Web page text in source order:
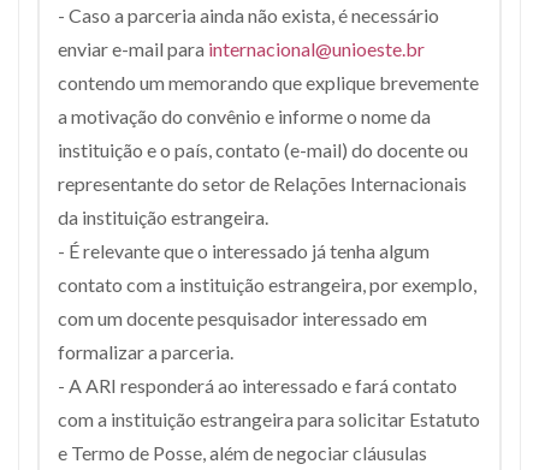
- Caso a parceria ainda não exista, é necessário
enviar e-mail para internacional@unioeste.br
contendo um memorando que explique brevemente
a motivação do convênio e informe o nome da
instituição e o país, contato (e-mail) do docente ou
representante do setor de Relações Internacionais
da instituição estrangeira.
- É relevante que o interessado já tenha algum
contato com a instituição estrangeira, por exemplo,
com um docente pesquisador interessado em
formalizar a parceria.
- A ARI responderá ao interessado e fará contato
com a instituição estrangeira para solicitar Estatuto
e Termo de Posse, além de negociar cláusulas